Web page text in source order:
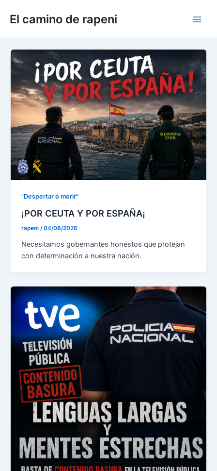
El camino de rapeni
"Despertar o morir"
¡POR CEUTA Y POR ESPAÑA¡
rapeni/04/08/2026
Necesitamos gobernantes honestos que protejan
con determinación a nuestra nación.